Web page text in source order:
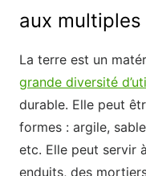
aux
La terre est un
grande diversité
durable. Elle peut
formes : argile,
etc. Elle peut servir
enduits, des